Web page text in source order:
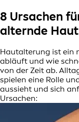
8 Ursachen
alternde Haut
Hautalterung ist ein
abläuft und wie
von der Zeit ab.
spielen eine Rolle
aussieht und sich
Ursachen: